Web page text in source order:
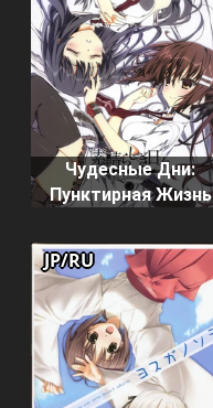
Чудесные Дни:
Пунктирная Жизнь
JP/RU